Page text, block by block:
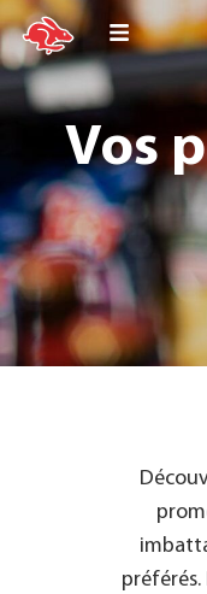
Vos
préférés.